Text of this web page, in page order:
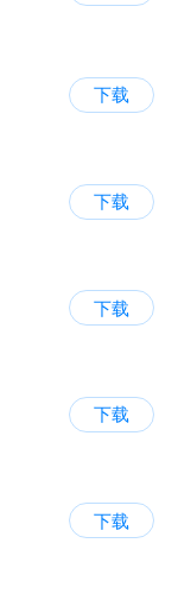
下载
下载
下载
下载
下载